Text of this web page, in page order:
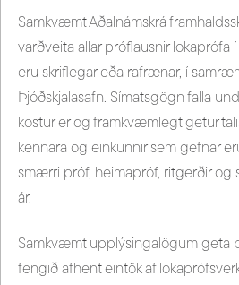
Samkvæmt Aðalnámskrá
varðveita allar próflausnir lokaprófa
eru skriflegar eða rafrænar, í
Þjóðskjalasafn. Símatsgögn falla
kostur er og framkvæmlegt getur
kennara og einkunnir sem gefnar
smærri próf, heimapróf, ritgerðir og
ár.
Samkvæmt upplýsingalögum geta
fengið afhent eintök af